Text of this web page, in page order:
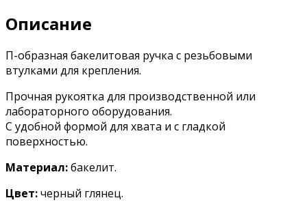
Описание
П-образная бакелитовая ручка с резьбовыми
втулками для крепления.
Прочная рукоятка для производственной или
лабораторного оборудования.
С удобной формой для хвата и с гладкой
поверхностью.
Материал:бакелит.
Цвет:черный глянец.